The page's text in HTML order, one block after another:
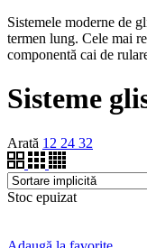
Sistemele moderne de
termen lung. Cele mai
componentă cai de
Sisteme
Arată 12 24 32
Stoc epuizat